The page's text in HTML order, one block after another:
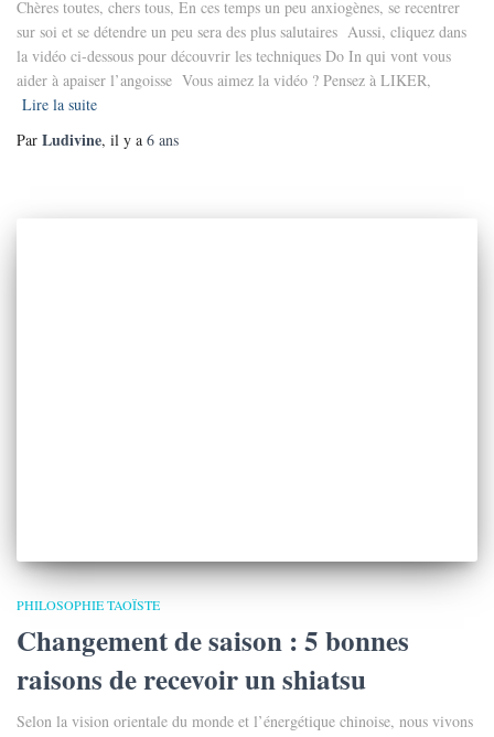
Chères toutes, chers tous, En ces temps un peu anxiogènes, se recentrer
sur soi et se détendre un peu sera des plus salutaires Aussi, cliquez dans
la vidéo ci-dessous pour découvrir les techniques Do In qui vont vous
aider à apaiser l’angoisse Vous aimez la vidéo ? Pensez à LIKER,
Lire la suite
Par Ludivine, il y a 6 ans
PHILOSOPHIE TAOÏSTE
Changement de saison : 5 bonnes
raisons de recevoir un shiatsu
Selon la vision orientale du monde et l’énergétique chinoise, nous vivons